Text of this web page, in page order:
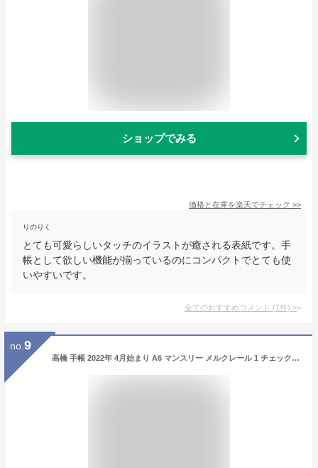
ショップでみる
価格と在庫を楽天でチェック >>
りのりく
とても可愛らしいタッチのイラストが癒される表紙です。手
帳として欲しい機能が揃っているのにコンパクトでとても使
いやすいです。
全てのおすすめコメント (1件) >
no. 9
高橋 手帳 2022年 4月始まり A6 マンスリー メルクレール 1 チェック No.691